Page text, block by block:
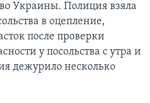
Украины. Полиция взяла
в оцепление,
после проверки
у посольства с утра и
дежурило несколько